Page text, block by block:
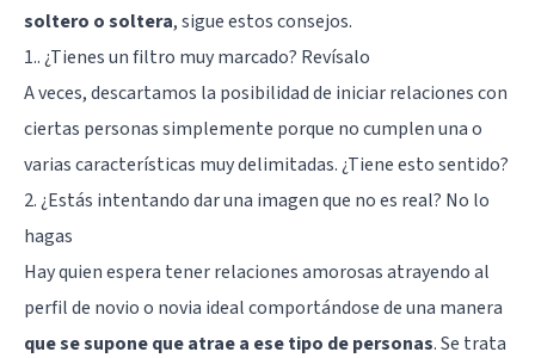
soltero o soltera, sigue estos consejos.
1.. ¿Tienes un filtro muy marcado? Revísalo
A veces, descartamos la posibilidad de iniciar relaciones con
ciertas personas simplemente porque no cumplen una o
varias características muy delimitadas. ¿Tiene esto sentido?
2. ¿Estás intentando dar una imagen que no es real? No lo
hagas
Hay quien espera tener relaciones amorosas atrayendo al
perfil de novio o novia ideal comportándose de una manera
que se supone que atrae a ese tipo de personas. Se trata